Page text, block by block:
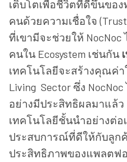
เติบโตเพื่อชีวิตที่ดีขึ้นของ
คนด้วยความเชื่อใจ
ที่เขามีจะช่วยให้
คนใน Ecosystem เช่นกัน
เทคโนโลยีจะสร้างคุณค่า
Living Sector ซึ่ง
อย่างมีประสิทธิผลมาแล้
เทคโนโลยีชั้นนำอย่างต่อ
ประสบการณ์ที่ดีให้กับลูก
ประสิทธิภาพของแพลตฟอ